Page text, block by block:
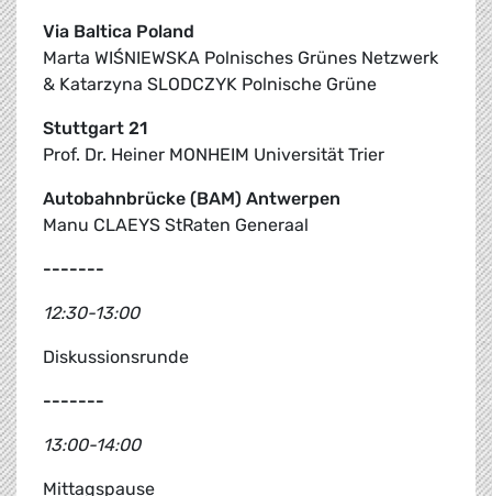
Via Baltica Poland
Marta WIŚNIEWSKA Polnisches Grünes Netzwerk
& Katarzyna SLODCZYK Polnische Grüne
Stuttgart 21
Prof. Dr. Heiner MONHEIM Universität Trier
Autobahnbrücke (BAM) Antwerpen
Manu CLAEYS StRaten Generaal
-------
12:30-13:00
Diskussionsrunde
-------
13:00-14:00
Mittagspause